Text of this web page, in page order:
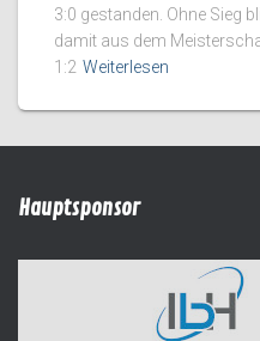
3:0 gestanden. Ohne Sieg
damit aus dem
1:2 Weiterlesen
Hauptsponsor